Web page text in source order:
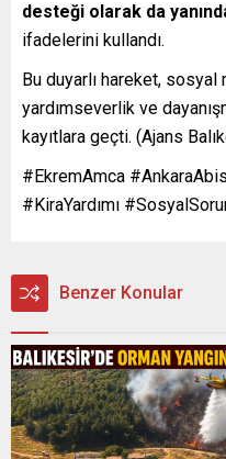
desteği olarak da
ifadelerini kullandı.
Bu duyarlı hareket,
yardımseverlik ve
kayıtlara geçti. (Ajans
#EkremAmca
#KiraYardımı
Benzer Konular